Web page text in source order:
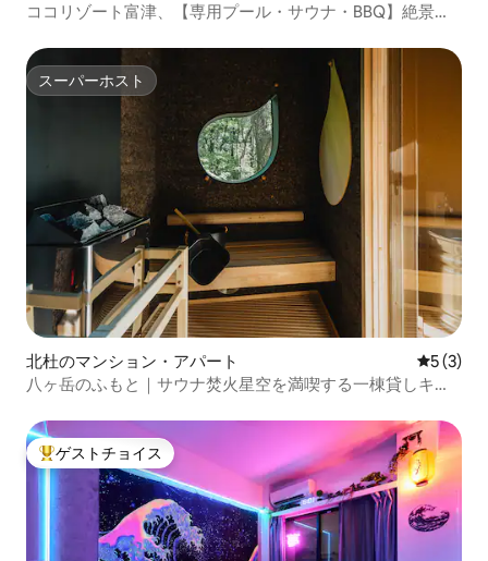
ココリゾート富津、【専用プール・サウナ・BBQ】絶景ジ
スーパーホスト
スーパーホスト
北杜のマンション・アパート レビュー
5 (3)
八ヶ岳のふもと｜サウナ焚火星空を満喫する一棟貸しキャ
大好評のゲストチョイスです。
ゲストチョイス